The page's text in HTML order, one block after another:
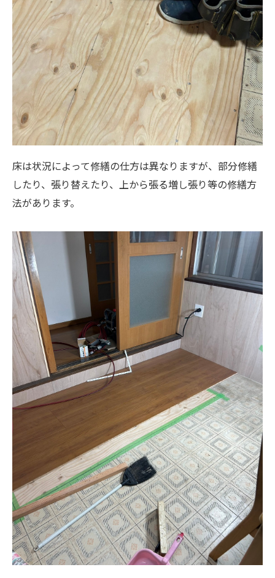
床は状況によって修繕の仕方は異なりますが、部分修繕
したり、張り替えたり、上から張る増し張り等の修繕方
法があります。